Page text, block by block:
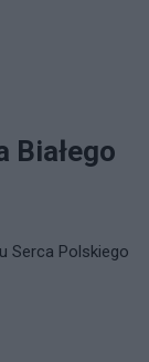
Białego
Serca Polskiego